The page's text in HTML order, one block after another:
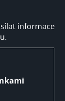
informace